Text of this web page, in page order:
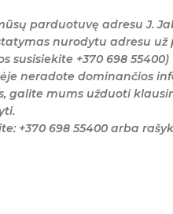
parduotuvę adresu J.
nurodytu adresu
susisiekite +370 698 55400)
neradote dominančios
galite mums užduoti
+370 698 55400 arba